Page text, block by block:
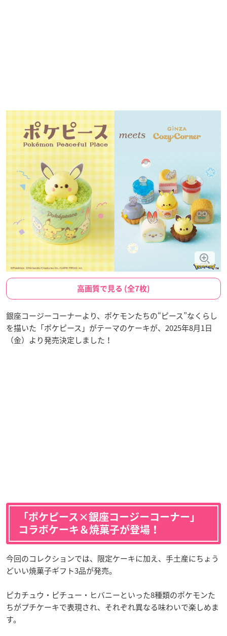
高画質で見る (全7枚)
銀座コージーコーナーより、ポケモンたちの“ピース”なくらし
を描いた「ポケピース」がテーマのケーキが、2025年8月1日
（金）より発売決定しました！
「ポケピース×銀座コージーコーナー」
コラボケーキ＆焼菓子が登場！
今回のコレクションでは、限定ケーキに加え、手土産にちょう
どいい焼菓子ギフト3品が発売。
ピカチュウ・ピチュー・ヒバニーといった8種類のポケモンた
ちがプチケーキで表現され、それぞれ異なる味わいで楽しめま
す。